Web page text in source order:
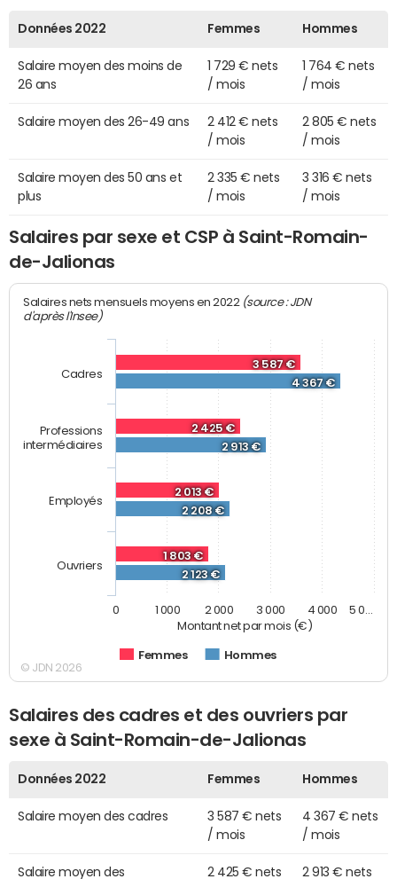
Données 2022 Femmes Hommes
Salaire moyen des moins de
26 ans
1 729 € nets
/ mois
1 764 € nets
/ mois
Salaire moyen des 26-49 ans
2 412 € nets
/ mois
2 805 € nets
/ mois
Salaire moyen des 50 ans et
plus
2 335 € nets
/ mois
3 316 € nets
/ mois
Salaires par sexe et CSP à Saint-Romain-
de-Jalionas
Montant net par mois (€)
Salaires nets mensuels moyens en 2022 (source : JDN
d'après l'Insee)
3 587 €
2 425 €
2 013 €
1 803 €
4 367 €
2 913 €
2 208 €
2 123 €
Femmes Hommes
Cadres
Professions
intermédiaires
Employés
Ouvriers
0 1 000 2 000 3 000 4 000 5 0…
© JDN 2026
Salaires des cadres et des ouvriers par
sexe à Saint-Romain-de-Jalionas
Données 2022 Femmes Hommes
Salaire moyen des cadres
3 587 € nets
/ mois
4 367 € nets
/ mois
Salaire moyen des
2 425 € nets
2 913 € nets